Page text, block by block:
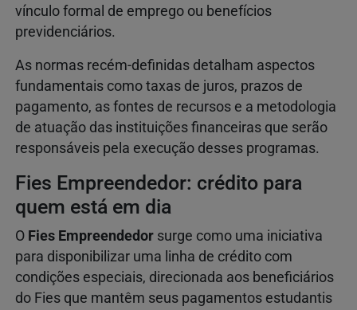
vínculo formal de emprego ou benefícios
previdenciários.
As normas recém-definidas detalham aspectos
fundamentais como taxas de juros, prazos de
pagamento, as fontes de recursos e a metodologia
de atuação das instituições financeiras que serão
responsáveis pela execução desses programas.
Fies Empreendedor: crédito para
quem está em dia
O Fies Empreendedor surge como uma iniciativa
para disponibilizar uma linha de crédito com
condições especiais, direcionada aos beneficiários
do Fies que mantêm seus pagamentos estudantis